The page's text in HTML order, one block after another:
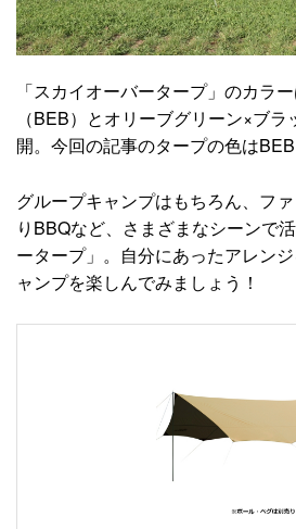
「スカイオーバータープ」のカラ
（BEB）とオリーブグリーン×ブ
開。今回の記事のタープの色はBEB
グループキャンプはもちろん、フ
りBBQなど、さまざまなシーンで
ータープ」。自分にあったアレン
ャンプを楽しんでみましょう！